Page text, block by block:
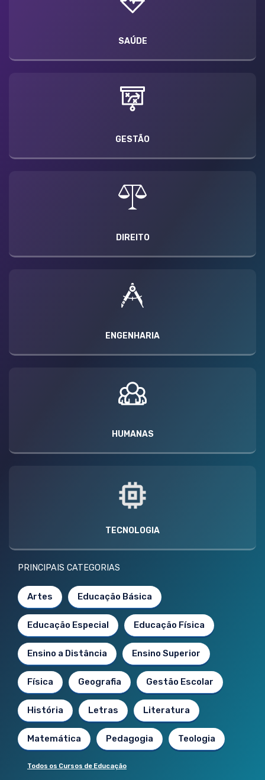
SAÚDE
GESTÃO
DIREITO
ENGENHARIA
HUMANAS
TECNOLOGIA
PRINCIPAIS CATEGORIAS
Artes Educação Básica
Educação Especial Educação Física
Ensino a Distância Ensino Superior
Física Geografia Gestão Escolar
História Letras Literatura
Matemática Pedagogia Teologia
Todos os Cursos de Educação